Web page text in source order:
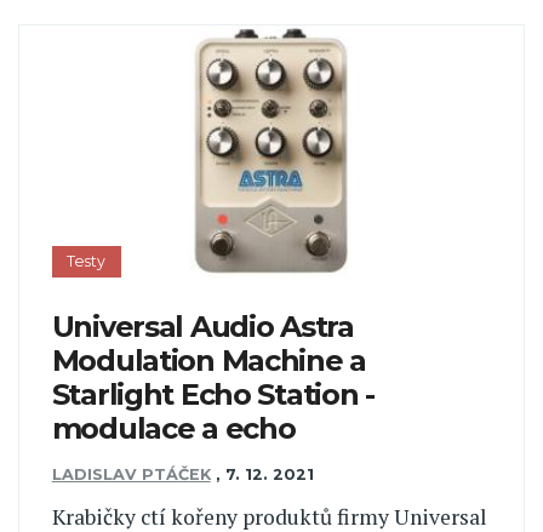
Testy
Universal Audio Astra
Modulation Machine a
Starlight Echo Station -
modulace a echo
LADISLAV PTÁČEK , 7. 12. 2021
Krabičky ctí kořeny produktů firmy Universal